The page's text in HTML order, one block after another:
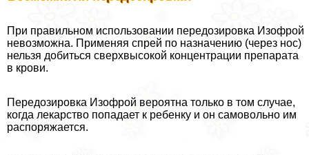
При правильном использовании передозировка Изофрой
невозможна. Применяя спрей по назначению (через нос)
нельзя добиться сверхвысокой концентрации препарата
в крови.
Передозировка Изофрой вероятна только в том случае,
когда лекарство попадает к ребенку и он самовольно им
распоряжается.